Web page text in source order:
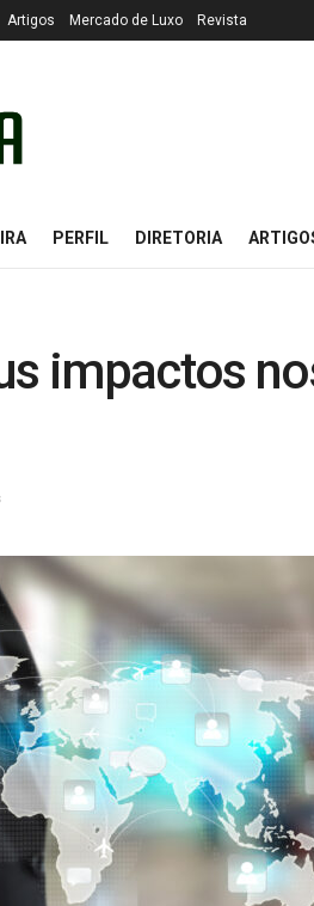
Artigos Mercado de Luxo Revista
PERFIL DIRETORIA
impactos